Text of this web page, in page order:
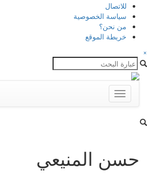
للاتصال
سياسة الخصوصية
من نحن؟
خريطة الموقع
×
Toggle
navigation
حسن المنيعي